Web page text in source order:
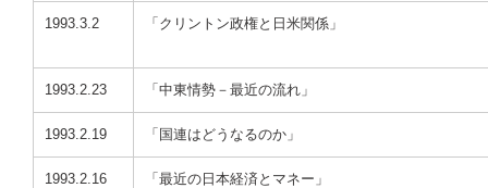
1993.3.2 「クリントン政権と日米関係」
1993.2.23 「中東情勢－最近の流れ」
1993.2.19 「国連はどうなるのか」
1993.2.16 「最近の日本経済とマネー」